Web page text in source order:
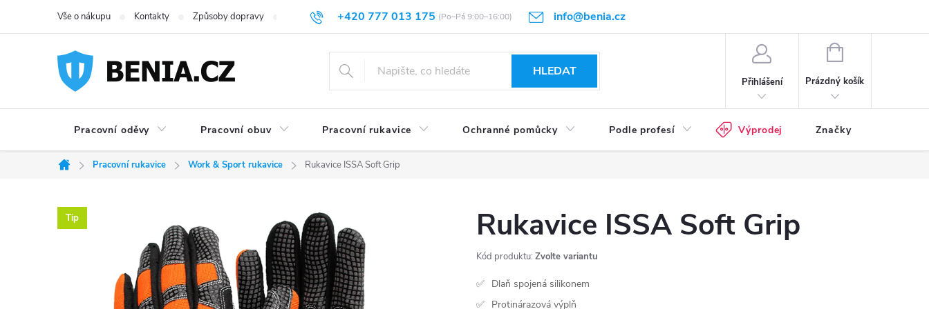
+420 777 013 175 info@benia.cz
Vše o nákupu Kontakty Způsoby dopravy Možnosti vrácení Velikostní tabulky Hodnocení obchodu Články
HLEDAT
Přihlášení
NÁKUPNÍ
Prázdný košík
Pracovní oděvy Pracovní obuv Pracovní rukavice Ochranné pomůcky Podle profesí Výprodej Značky
Domů
Pracovní rukavice Work & Sport rukavice Rukavice ISSA Soft Grip
Tip Rukavice ISSA Soft Grip
Kód produktu: Zvolte variantu
Dlaň spojená silikonem
Protinárazová výplň